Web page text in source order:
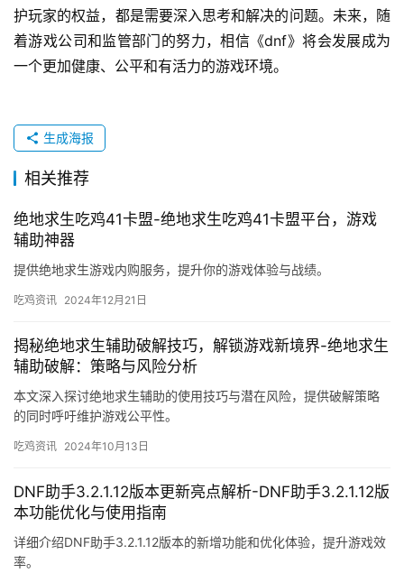
护玩家的权益，都是需要深入思考和解决的问题。未来，随
着游戏公司和监管部门的努力，相信《dnf》将会发展成为
一个更加健康、公平和有活力的游戏环境。
生成海报
相关推荐
绝地求生吃鸡41卡盟-绝地求生吃鸡41卡盟平台，游戏
辅助神器
提供绝地求生游戏内购服务，提升你的游戏体验与战绩。
吃鸡资讯 2024年12月21日
揭秘绝地求生辅助破解技巧，解锁游戏新境界-绝地求生
辅助破解：策略与风险分析
本文深入探讨绝地求生辅助的使用技巧与潜在风险，提供破解策略
的同时呼吁维护游戏公平性。
吃鸡资讯 2024年10月13日
DNF助手3.2.1.12版本更新亮点解析-DNF助手3.2.1.12版
本功能优化与使用指南
详细介绍DNF助手3.2.1.12版本的新增功能和优化体验，提升游戏效
率。